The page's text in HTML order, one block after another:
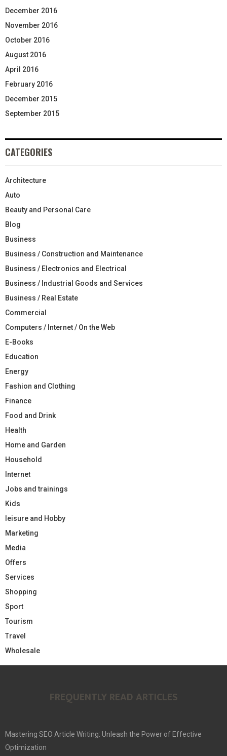
December 2016
November 2016
October 2016
August 2016
April 2016
February 2016
December 2015
September 2015
CATEGORIES
Architecture
Auto
Beauty and Personal Care
Blog
Business
Business / Construction and Maintenance
Business / Electronics and Electrical
Business / Industrial Goods and Services
Business / Real Estate
Commercial
Computers / Internet / On the Web
E-Books
Education
Energy
Fashion and Clothing
Finance
Food and Drink
Health
Home and Garden
Household
Internet
Jobs and trainings
Kids
leisure and Hobby
Marketing
Media
Offers
Services
Shopping
Sport
Tourism
Travel
Wholesale
FREQUENTLY READ ARTICLES
Mastering SEO Article Writing: Unleash the Power of Effective
Optimization